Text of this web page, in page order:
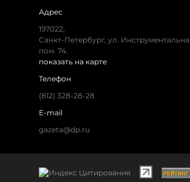
Адрес
197022,
Санкт-Петербург, ул.
пом. 74.
показать на карте
Телефон
(812) 328-28-28
E-mail
gazeta@dp.ru